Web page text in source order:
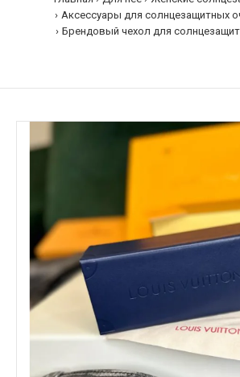
Аксессуары для солнцезащитных
Брендовый чехол для